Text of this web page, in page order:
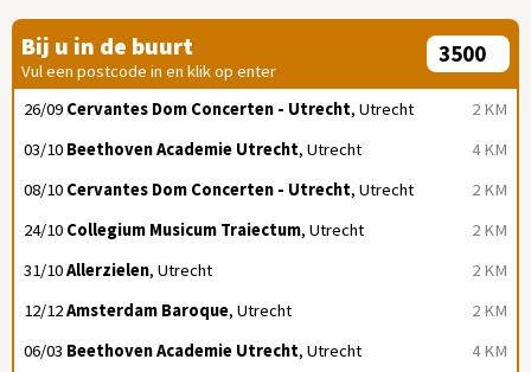
Bij u in de buurt
Vul een postcode in en klik op enter
2 KM
26/09 Cervantes Dom Concerten - Utrecht, Utrecht
4 KM
03/10 Beethoven Academie Utrecht, Utrecht
2 KM
08/10 Cervantes Dom Concerten - Utrecht, Utrecht
2 KM
24/10 Collegium Musicum Traiectum, Utrecht
2 KM
31/10Allerzielen, Utrecht
2 KM
12/12Amsterdam Baroque, Utrecht
4 KM
06/03 Beethoven Academie Utrecht, Utrecht